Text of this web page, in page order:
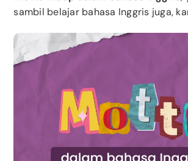
sambil belajar bahasa Inggris juga,